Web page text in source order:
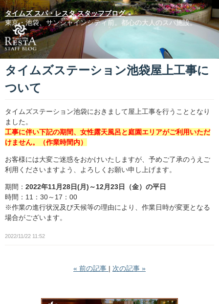
タイムズ スパ・レスタ スタッフブログ
東京・池袋、サンシャインシティ前。都心の大人のスパ施設。
タイムズステーション池袋屋上工事に
ついて
タイムズステーション池袋におきまして屋上工事を行うこととなり
ました。
工事に伴い下記の期間、女性露天風呂と庭園エリアがご利用いただ
けません。（作業時間内）
お客様には大変ご迷惑をおかけいたしますが、予めご了承のうえご
利用くださいますよう、よろしくお願い申し上げます。
期間： 2022年11月28日(月)～12月23日（金）の平日
時間：11：30～17：00
※作業の進行状況及び天候等の理由により、作業日時が変更となる
場合がございます。
2022/11/22 11:52
« 前の記事 次の記事 »